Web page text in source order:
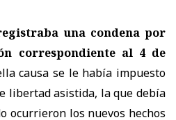
una condena por
correspondiente al 4 de
causa se le había impuesto
libertad asistida, la que debía
ocurrieron los nuevos hechos